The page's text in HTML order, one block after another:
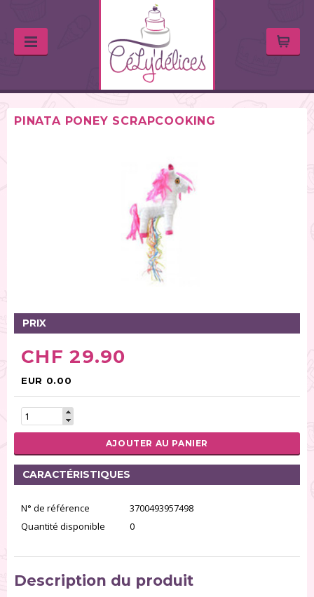
PINATA PONEY SCRAPCOOKING
PRIX
CHF 29.90
EUR 0.00
AJOUTER AU PANIER
CARACTÉRISTIQUES
N° de référence
3700493957498
Quantité disponible
0
Description du produit